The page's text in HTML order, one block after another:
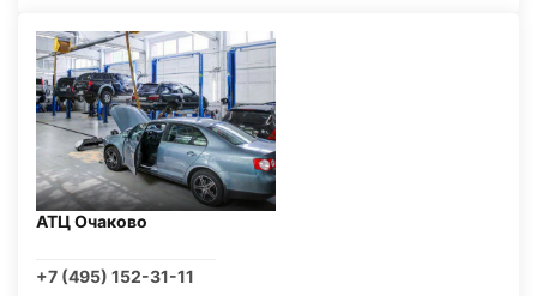
АТЦ Очаково
+7 (495) 152-31-11